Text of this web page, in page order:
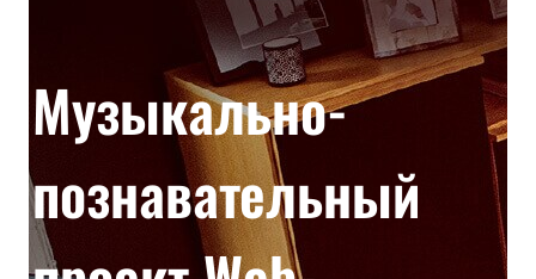
Музыкально-
познавательный